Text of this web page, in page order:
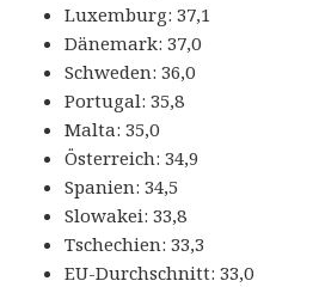
Luxemburg: 37,1
Dänemark: 37,0
Schweden: 36,0
Portugal: 35,8
Malta: 35,0
Österreich: 34,9
Spanien: 34,5
Slowakei: 33,8
Tschechien: 33,3
EU-Durchschnitt: 33,0